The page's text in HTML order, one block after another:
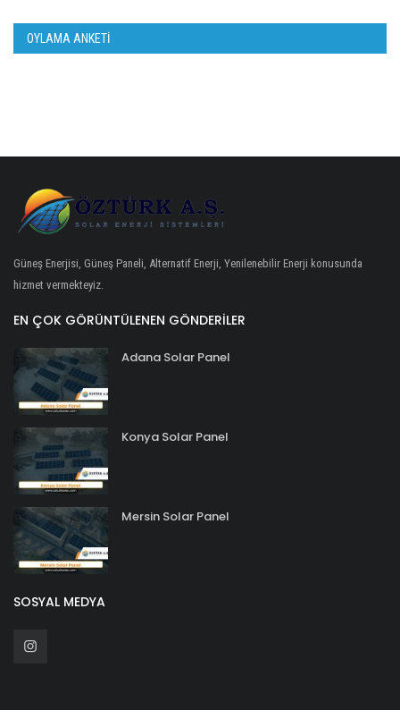
OYLAMA ANKETI
Güneş Enerjisi, Güneş Paneli, Alternatif Enerji, Yenilenebilir Enerji konusunda
hizmet vermekteyiz.
EN ÇOK GÖRÜNTÜLENEN GÖNDERILER
Adana Solar Panel
Konya Solar Panel
Mersin Solar Panel
SOSYAL MEDYA